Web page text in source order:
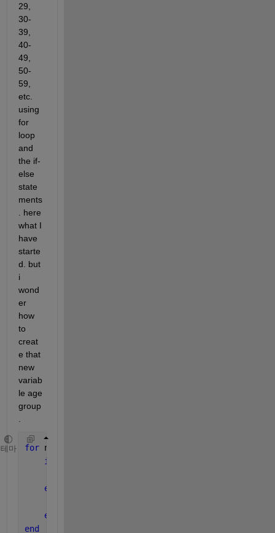
29,
30-
39,
40-
49,
50-
59,
etc.
using
for
loop
and
the if-
else
state
ments
. here
what I
have
starte
d. but
i
wond
er
how
to
creat
e that
new
variab
le age
group
테마 for n=1:length(age)
if
elseif
end
end